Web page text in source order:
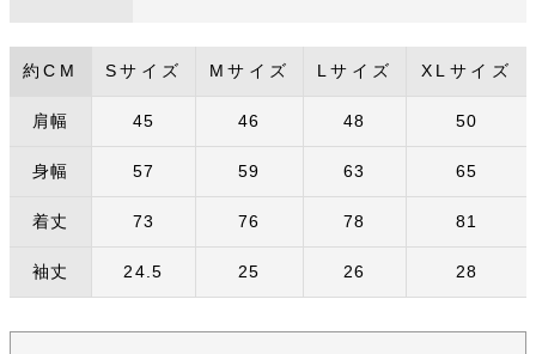
約CM Sサイズ Mサイズ Lサイズ XLサイズ
肩幅 45 46 48 50
身幅 57 59 63 65
着丈 73 76 78 81
袖丈 24.5 25 26 28